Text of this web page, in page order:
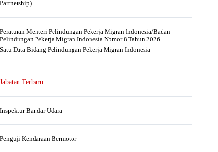
Partnership)
Peraturan Menteri Pelindungan Pekerja Migran Indonesia/Badan
Pelindungan Pekerja Migran Indonesia Nomor 8 Tahun 2026
Satu Data Bidang Pelindungan Pekerja Migran Indonesia
Jabatan Terbaru
Inspektur Bandar Udara
Penguji Kendaraan Bermotor